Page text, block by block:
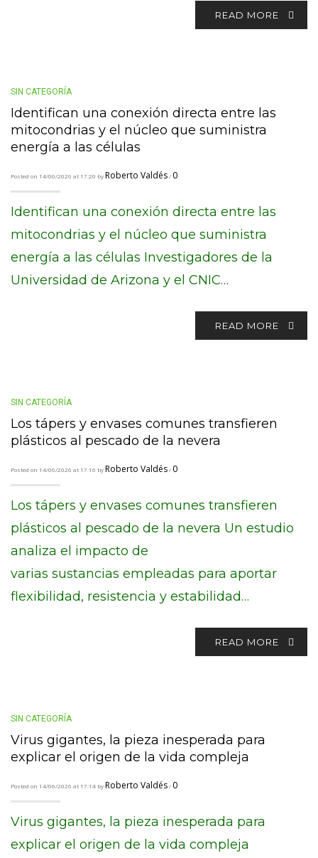
READ MORE
SIN CATEGORÍA
Identifican una conexión directa entre las
mitocondrias y el núcleo que suministra
energía a las células
Posted on 14/06/2026 at 17:20 byRoberto Valdés/ 0
Identifican una conexión directa entre las
mitocondrias y el núcleo que suministra
energía a las células Investigadores de la
Universidad de Arizona y el CNIC…
READ MORE
SIN CATEGORÍA
Los tápers y envases comunes transfieren
plásticos al pescado de la nevera
Posted on 14/06/2026 at 17:16 byRoberto Valdés/ 0
Los tápers y envases comunes transfieren
plásticos al pescado de la nevera Un estudio
analiza el impacto de
varias sustancias empleadas para aportar
flexibilidad, resistencia y estabilidad…
READ MORE
SIN CATEGORÍA
Virus gigantes, la pieza inesperada para
explicar el origen de la vida compleja
Posted on 14/06/2026 at 17:14 byRoberto Valdés/ 0
Virus gigantes, la pieza inesperada para
explicar el origen de la vida compleja